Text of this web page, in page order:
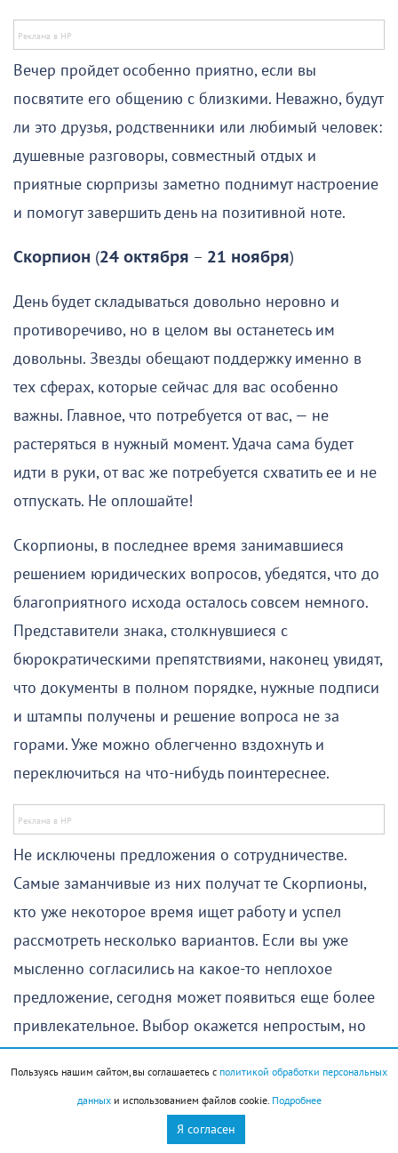
Вечер пройдет особенно приятно, если вы
посвятите его общению с близкими. Неважно, будут
ли это друзья, родственники или любимый человек:
душевные разговоры, совместный отдых и
приятные сюрпризы заметно поднимут настроение
и помогут завершить день на позитивной ноте.
Скорпион (24 октября – 21 ноября)
День будет складываться довольно неровно и
противоречиво, но в целом вы останетесь им
довольны. Звезды обещают поддержку именно в
тех сферах, которые сейчас для вас особенно
важны. Главное, что потребуется от вас, — не
растеряться в нужный момент. Удача сама будет
идти в руки, от вас же потребуется схватить ее и не
отпускать. Не оплошайте!
Скорпионы, в последнее время занимавшиеся
решением юридических вопросов, убедятся, что до
благоприятного исхода осталось совсем немного.
Представители знака, столкнувшиеся с
бюрократическими препятствиями, наконец увидят,
что документы в полном порядке, нужные подписи
и штампы получены и решение вопроса не за
горами. Уже можно облегченно вздохнуть и
переключиться на что-нибудь поинтереснее.
Не исключены предложения о сотрудничестве.
Самые заманчивые из них получат те Скорпионы,
кто уже некоторое время ищет работу и успел
рассмотреть несколько вариантов. Если вы уже
мысленно согласились на какое-то неплохое
предложение, сегодня может появиться еще более
привлекательное. Выбор окажется непростым, но
интуиция поможет принять верное решение.
Вторая половина дня особенно благоприятна для
общения. Хорошо пройдут семейные мероприятия,
Пользуясь нашим сайтом, вы соглашаетесь с политикой обработки персональных
данныхи использованием файлов cookie. Подробнее
Я согласен